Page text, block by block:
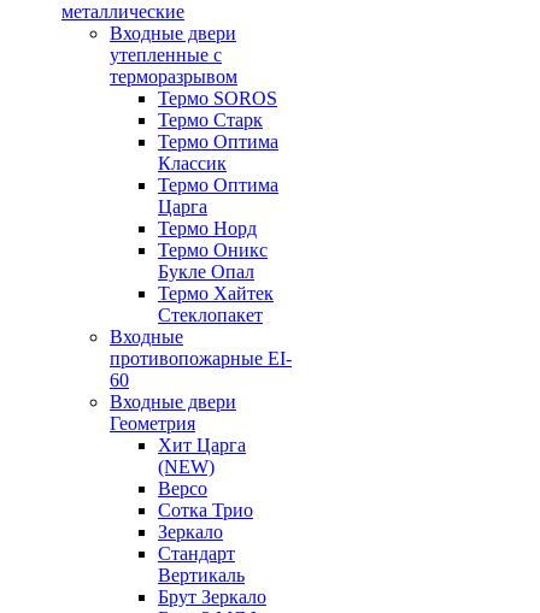
металлические
Входные двери
утепленные с
терморазрывом
Термо SOROS
Термо Старк
Термо Оптима
Классик
Термо Оптима
Царга
Термо Норд
Термо Оникс
Букле Опал
Термо Хайтек
Стеклопакет
Входные
противопожарные EI-
60
Входные двери
Геометрия
Хит Царга
(NEW)
Версо
Сотка Трио
Зеркало
Стандарт
Вертикаль
Брут Зеркало